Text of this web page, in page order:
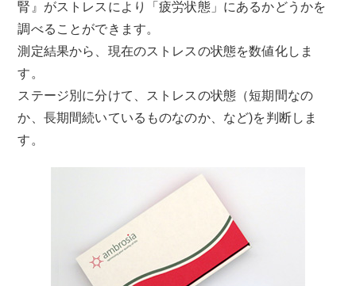
腎』がストレスにより「疲労状態」にあるかどうかを
調べることができます。
測定結果から、現在のストレスの状態を数値化しま
す。
ステージ別に分けて、ストレスの状態（短期間なの
か、長期間続いているものなのか、など)を判断しま
す。